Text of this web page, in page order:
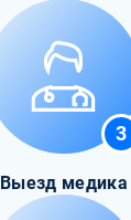
3
Выезд медика